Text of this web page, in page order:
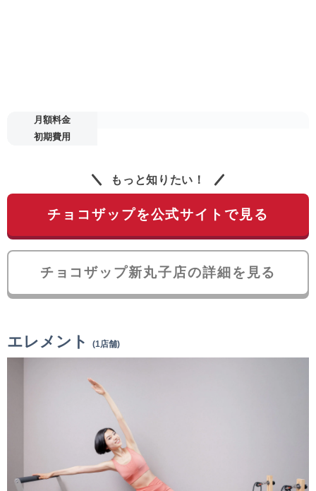
月額料金
初期費用
もっと知りたい！
チョコザップを公式サイトで見る
チョコザップ新丸子店の詳細を見る
エレメント (1店舗)